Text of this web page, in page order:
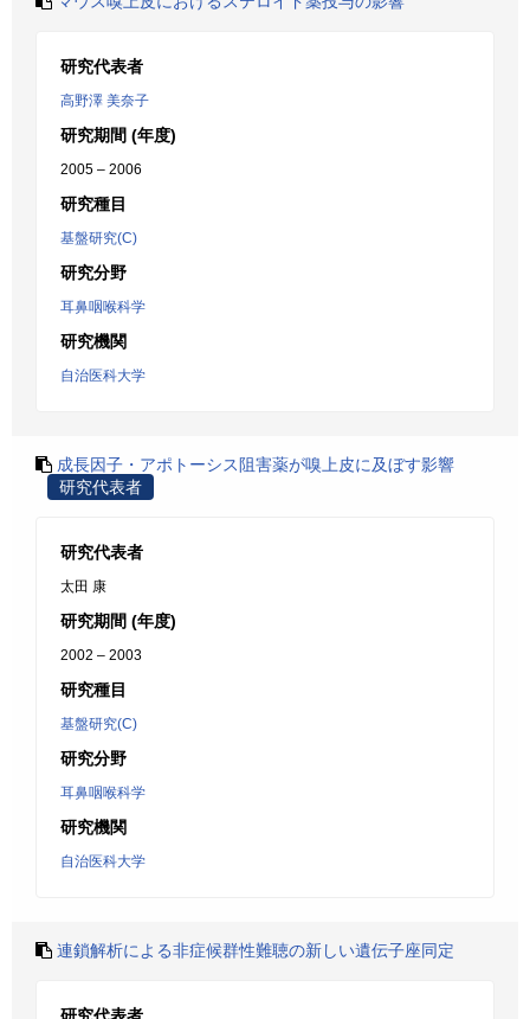
研究代表者
高野澤 美奈子
研究期間 (年度)
2005 – 2006
研究種目
基盤研究(C)
研究分野
耳鼻咽喉科学
研究機関
自治医科大学
成長因子・アポトーシス阻害薬が嗅上皮に及ぼす影響
研究代表者
研究代表者
太田 康
研究期間 (年度)
2002 – 2003
研究種目
基盤研究(C)
研究分野
耳鼻咽喉科学
研究機関
自治医科大学
連鎖解析による非症候群性難聴の新しい遺伝子座同定